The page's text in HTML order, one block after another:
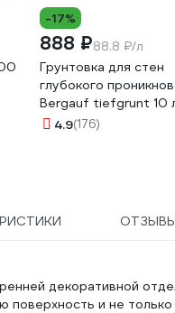
-17%
888 ₽88.8 ₽/л
Грунтовка для стен
глубокого
Bergauf tiefgrunt 10
24514
4.9(176)
декоративной
поверхность и не